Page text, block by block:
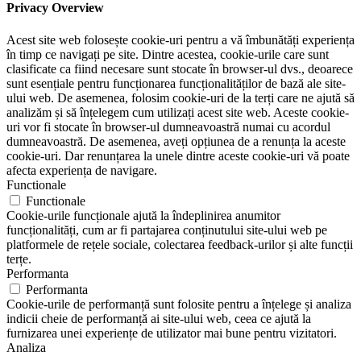
Privacy Overview
Acest site web folosește cookie-uri pentru a vă îmbunătăți experiența
în timp ce navigați pe site. Dintre acestea, cookie-urile care sunt
clasificate ca fiind necesare sunt stocate în browser-ul dvs., deoarece
sunt esențiale pentru funcționarea funcționalităților de bază ale site-
ului web. De asemenea, folosim cookie-uri de la terți care ne ajută să
analizăm și să înțelegem cum utilizați acest site web. Aceste cookie-
uri vor fi stocate în browser-ul dumneavoastră numai cu acordul
dumneavoastră. De asemenea, aveți opțiunea de a renunța la aceste
cookie-uri. Dar renunțarea la unele dintre aceste cookie-uri vă poate
afecta experiența de navigare.
Functionale
Functionale
Cookie-urile funcționale ajută la îndeplinirea anumitor
funcționalități, cum ar fi partajarea conținutului site-ului web pe
platformele de rețele sociale, colectarea feedback-urilor și alte funcții
terțe.
Performanta
Performanta
Cookie-urile de performanță sunt folosite pentru a înțelege și analiza
indicii cheie de performanță ai site-ului web, ceea ce ajută la
furnizarea unei experiențe de utilizator mai bune pentru vizitatori.
Analiza